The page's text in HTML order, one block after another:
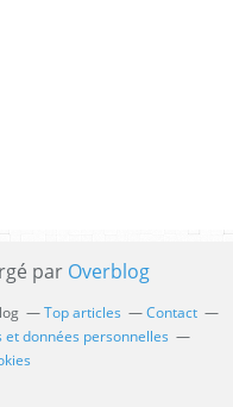
par Overblog
Top articles
Contact
et données personnelles